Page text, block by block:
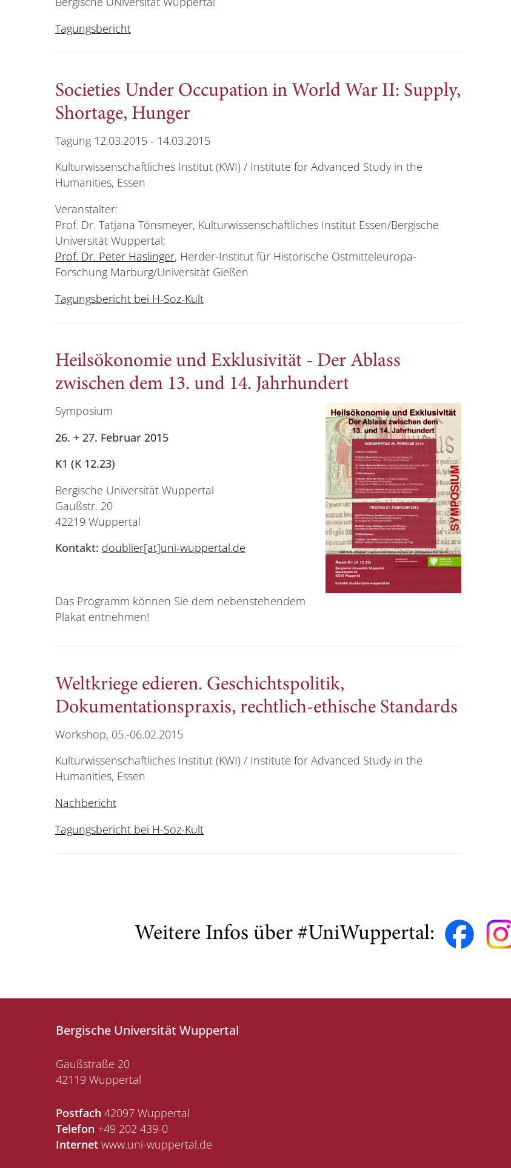
Tagungsbericht
Societies Under Occupation in World War II: Supply,
Shortage, Hunger
Tagung 12.03.2015 - 14.03.2015
Kulturwissenschaftliches Institut (KWI) / Institute for Advanced Study in the
Humanities, Essen
Veranstalter:
Prof. Dr. Tatjana Tönsmeyer, Kulturwissenschaftliches Institut Essen/Bergische
Universität Wuppertal;
Prof. Dr. Peter Haslinger, Herder-Institut für Historische Ostmitteleuropa-
Forschung Marburg/Universität Gießen
Tagungsbericht bei H-Soz-Kult
Heilsökonomie und Exklusivität - Der Ablass
zwischen dem 13. und 14. Jahrhundert
Symposium
26. + 27. Februar 2015
K1 (K 12.23)
Bergische Universität Wuppertal
Gaußstr. 20
42219 Wuppertal
Kontakt: doublier[at]uni-wuppertal.de
Das Programm können Sie dem nebenstehendem
Plakat entnehmen!
Weltkriege edieren. Geschichtspolitik,
Dokumentationspraxis, rechtlich-ethische Standards
Workshop, 05.-06.02.2015
Kulturwissenschaftliches Institut (KWI) / Institute for Advanced Study in the
Humanities, Essen
Nachbericht
Tagungsbericht bei H-Soz-Kult
Weitere Infos über #UniWuppertal:
Bergische Universität Wuppertal
Gaußstraße 20
42119 Wuppertal
Postfach 42097 Wuppertal
Telefon +49 202 439-0
Internet www.uni-wuppertal.de